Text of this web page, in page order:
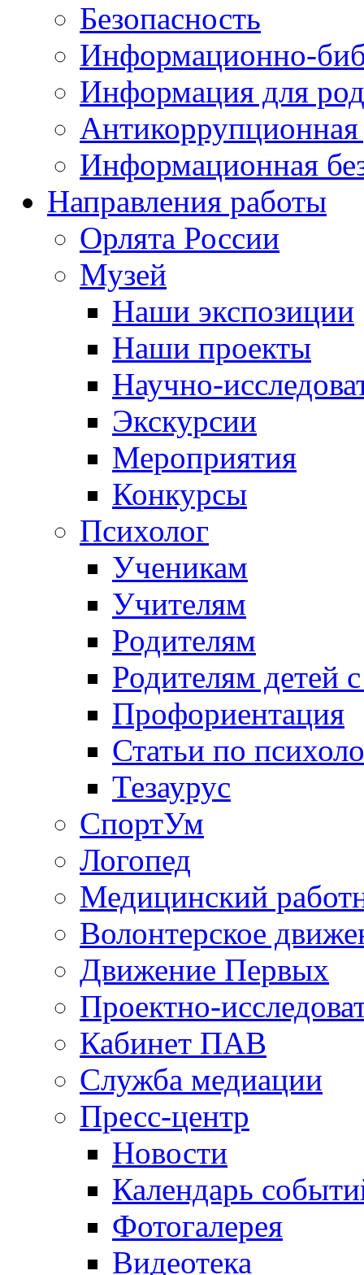
Безопасность
Информационно-
Информация для
Антикоррупционная
Информационная
Направления работы
Орлята России
Музей
Наши экспозиции
Наши проекты
Научно-
Экскурсии
Мероприятия
Конкурсы
Психолог
Ученикам
Учителям
Родителям
Родителям детей
Профориентация
Статьи по
Тезаурус
СпортУм
Логопед
Медицинский
Волонтерское
Движение Первых
Проектно-
Кабинет ПАВ
Служба медиации
Пресс-центр
Новости
Календарь
Фотогалерея
Видеотека